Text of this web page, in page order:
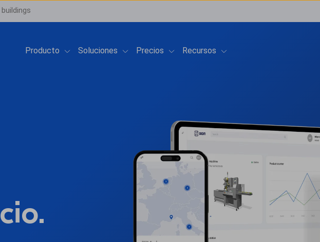
Producto Show submenu for Producto
Soluciones Show submenu for Soluciones
Precios Show submenu for Precios
Recursos Show submenu for Recursos